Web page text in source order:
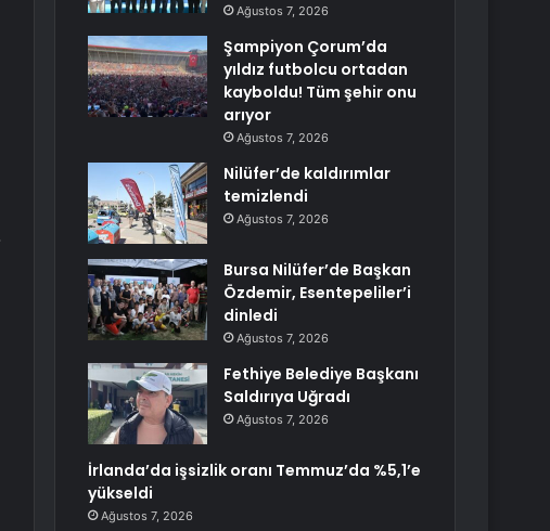
Ağustos 7, 2026
Şampiyon Çorum’da
yıldız futbolcu ortadan
kayboldu! Tüm şehir onu
arıyor
Ağustos 7, 2026
Nilüfer’de kaldırımlar
temizlendi
Ağustos 7, 2026
Bursa Nilüfer’de Başkan
Özdemir, Esentepeliler’i
dinledi
Ağustos 7, 2026
Fethiye Belediye Başkanı
Saldırıya Uğradı
Ağustos 7, 2026
İrlanda’da işsizlik oranı Temmuz’da %5,1’e
yükseldi
Ağustos 7, 2026